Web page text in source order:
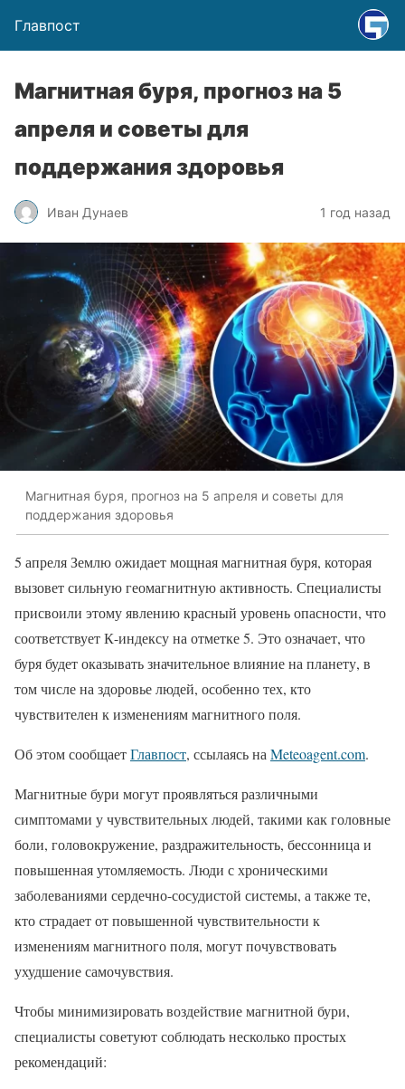
Главпост
Магнитная буря, прогноз на 5
апреля и советы для
поддержания здоровья
Иван Дунаев 1 год назад
Магнитная буря, прогноз на 5 апреля и советы для
поддержания здоровья
5 апреля Землю ожидает мощная магнитная буря, которая
вызовет сильную геомагнитную активность. Специалисты
присвоили этому явлению красный уровень опасности, что
соответствует К-индексу на отметке 5. Это означает, что
буря будет оказывать значительное влияние на планету, в
том числе на здоровье людей, особенно тех, кто
чувствителен к изменениям магнитного поля.
Об этом сообщаетГлавпост, ссылаясь на Meteoagent.com.
Магнитные бури могут проявляться различными
симптомами у чувствительных людей, такими как головные
боли, головокружение, раздражительность, бессонница и
повышенная утомляемость. Люди с хроническими
заболеваниями сердечно-сосудистой системы, а также те,
кто страдает от повышенной чувствительности к
изменениям магнитного поля, могут почувствовать
ухудшение самочувствия.
Чтобы минимизировать воздействие магнитной бури,
специалисты советуют соблюдать несколько простых
рекомендаций: